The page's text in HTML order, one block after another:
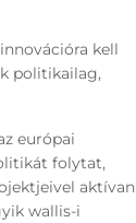
kell
politikailag,
európai
folytat,
aktívan
wallis-i